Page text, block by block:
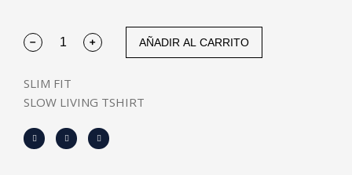
AÑADIR AL CARRITO
SLIM FIT
SLOW LIVING TSHIRT